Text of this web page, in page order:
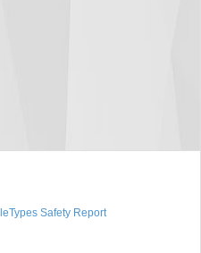
Safety Report